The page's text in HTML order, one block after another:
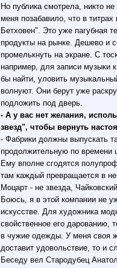
Но публика смотрела, никто
меня позабавило, что в
Бетховен". Это уже пагубная
продукты на рынке. Дешево и
промелькнуть на экране. С
например, для записи музыки
бы найти, уловить
волнуют. Они берут уже
подложить под дверь.
- А у вас нет желания,
звезд", чтобы вернуть
- Фабрики должны выпускать
продолжительную по времени
Ему вполне сгодятся
там каждый превращается в
Моцарт - не звезда,
Боюсь, я в этой компании не
искусстве. Для художника
свойственное его дарованию,
в чужие одежды. У меня своя
доставит удовольствие, то и
Беседу вел Стародубец